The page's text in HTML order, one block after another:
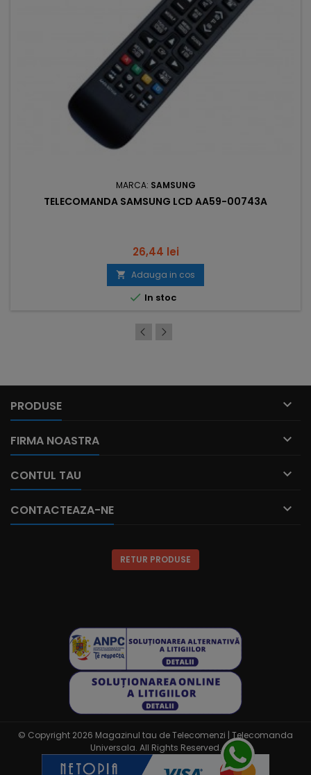
MARCA: SAMSUNG
TELECOMANDA SAMSUNG LCD AA59-00743A
Pret
26,44 lei
 Adauga in cos
 In stoc
PRODUSE 
FIRMA NOASTRA 
CONTUL TAU 
CONTACTEAZA-NE 
RETUR PRODUSE
© Copyright 2026 Magazinul tau de Telecomenzi | Telecomanda
Universala. All Rights Reserved.